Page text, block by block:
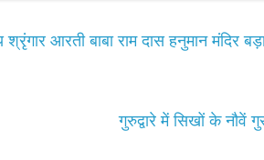
आरती बाबा राम दास हनुमान मंदिर
गुरुद्वारे में सिखों के नौवें